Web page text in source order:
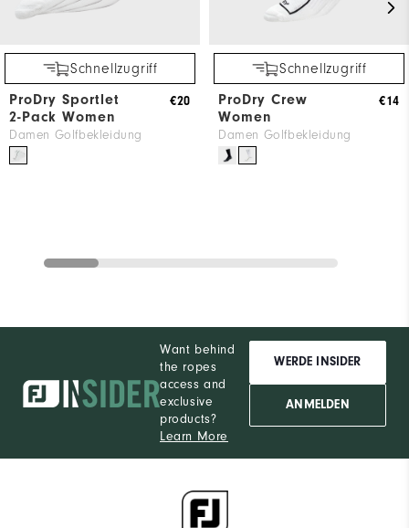
Schnellzugriff
ProDry Sportlet
2-Pack Women
Damen Golfbekleidung
€20
Schnellzugriff
ProDry Crew
Women
Damen Golfbekleidung
€14
Want behind
the ropes
access and
exclusive
products?
Learn More
WERDE INSIDER
ANMELDEN